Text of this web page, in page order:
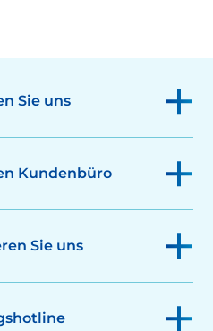
Sie uns
Kundenbüro
Sie uns